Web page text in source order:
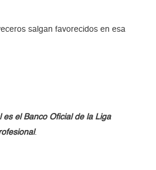
salgan favorecidos en esa
es el Banco Oficial de la Liga
.